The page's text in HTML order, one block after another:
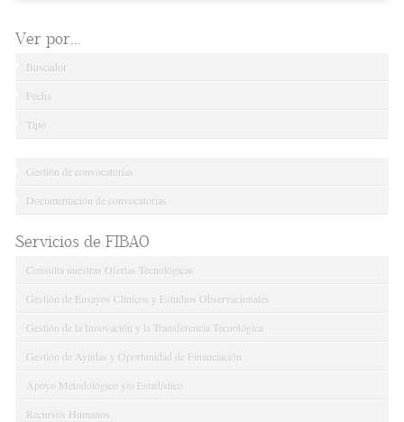
Ver por...
Buscador
Fecha
Tipo
Gestión de convocatorias
Documentación de convocatorias
Servicios de FIBAO
Consulta nuestras Ofertas Tecnológicas
Gestión de Ensayos Clínicos y Estudios Observacionales
Gestión de la Innovación y la Transferencia Tecnológica
Gestión de Ayudas y Oportunidad de Financiación
Apoyo Metodológico y/o Estadístico
Recursos Humanos